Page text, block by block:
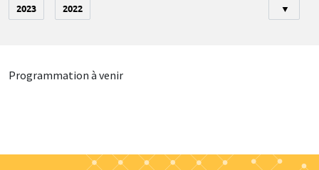
2023 2022 ▼
Programmation à venir